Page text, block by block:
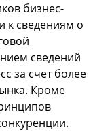
бизнес-
к сведениям о
сведений
за счет более
Кроме